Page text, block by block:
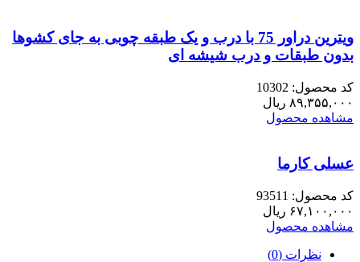
ویترین دراور 75 با درب و یک طبقه چوبی به جای کشوها
بدون طبقات و درب شیشه ای
کد محصول: 10302
۸۹,۳۵۵,۰۰۰ ریال
مشاهده محصول
عسلی کارما
کد محصول: 93511
۶۷,۱۰۰,۰۰۰ ریال
مشاهده محصول
نظرات (0)